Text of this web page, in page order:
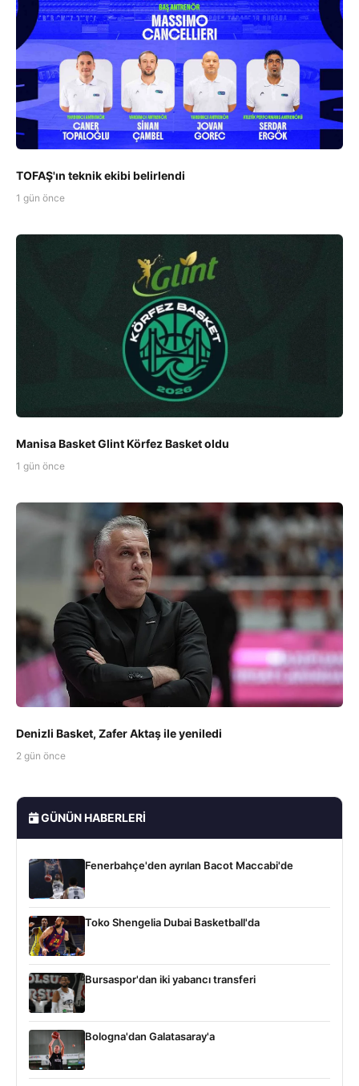
TOFAŞ'ın teknik ekibi belirlendi
1 gün önce
Manisa Basket Glint Körfez Basket oldu
1 gün önce
Denizli Basket, Zafer Aktaş ile yeniledi
2 gün önce
GÜNÜN HABERLERI
Fenerbahçe'den ayrılan Bacot Maccabi'de
Toko Shengelia Dubai Basketball'da
Bursaspor'dan iki yabancı transferi
Bologna'dan Galatasaray'a